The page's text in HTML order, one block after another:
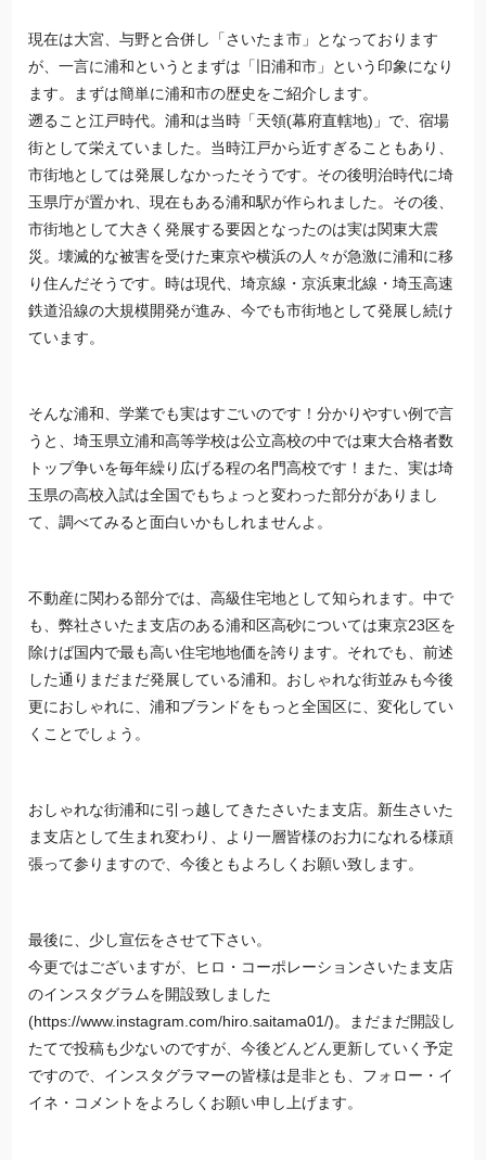
現在は大宮、与野と合併し「さいたま市」となっております
が、一言に浦和というとまずは「旧浦和市」という印象になり
ます。まずは簡単に浦和市の歴史をご紹介します。
遡ること江戸時代。浦和は当時「天領(幕府直轄地)」で、宿場
街として栄えていました。当時江戸から近すぎることもあり、
市街地としては発展しなかったそうです。その後明治時代に埼
玉県庁が置かれ、現在もある浦和駅が作られました。その後、
市街地として大きく発展する要因となったのは実は関東大震
災。壊滅的な被害を受けた東京や横浜の人々が急激に浦和に移
り住んだそうです。時は現代、埼京線・京浜東北線・埼玉高速
鉄道沿線の大規模開発が進み、今でも市街地として発展し続け
ています。
そんな浦和、学業でも実はすごいのです！分かりやすい例で言
うと、埼玉県立浦和高等学校は公立高校の中では東大合格者数
トップ争いを毎年繰り広げる程の名門高校です！また、実は埼
玉県の高校入試は全国でもちょっと変わった部分がありまし
て、調べてみると面白いかもしれませんよ。
不動産に関わる部分では、高級住宅地として知られます。中で
も、弊社さいたま支店のある浦和区高砂については東京23区を
除けば国内で最も高い住宅地地価を誇ります。それでも、前述
した通りまだまだ発展している浦和。おしゃれな街並みも今後
更におしゃれに、浦和ブランドをもっと全国区に、変化してい
くことでしょう。
おしゃれな街浦和に引っ越してきたさいたま支店。新生さいた
ま支店として生まれ変わり、より一層皆様のお力になれる様頑
張って参りますので、今後ともよろしくお願い致します。
最後に、少し宣伝をさせて下さい。
今更ではございますが、ヒロ・コーポレーションさいたま支店
のインスタグラムを開設致しました
(https://www.instagram.com/hiro.saitama01/)。まだまだ開設し
たてで投稿も少ないのですが、今後どんどん更新していく予定
ですので、インスタグラマーの皆様は是非とも、フォロー・イ
イネ・コメントをよろしくお願い申し上げます。